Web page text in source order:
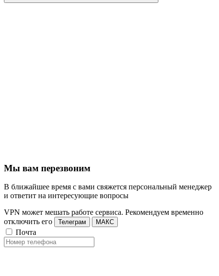
Мы вам перезвоним
В ближайшее время с вами свяжется персональный менеджер
и ответит на интересующие вопросы
VPN может мешать работе сервиса. Рекомендуем временно
отключить его
Телеграм МАКС
Почта